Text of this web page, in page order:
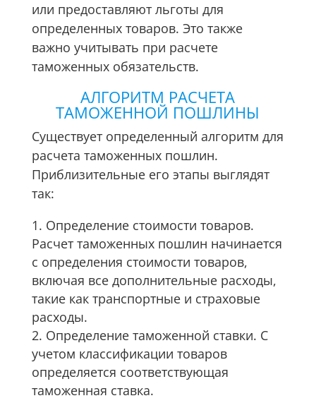
или предоставляют льготы для
определенных товаров. Это также
важно учитывать при расчете
таможенных обязательств.
АЛГОРИТМ РАСЧЕТА
ТАМОЖЕННОЙ ПОШЛИНЫ
Существует определенный алгоритм для
расчета таможенных пошлин.
Приблизительные его этапы выглядят
так:
Определение стоимости товаров.
Расчет таможенных пошлин начинается
с определения стоимости товаров,
включая все дополнительные расходы,
такие как транспортные и страховые
расходы.
Определение таможенной ставки. С
учетом классификации товаров
определяется соответствующая
таможенная ставка.